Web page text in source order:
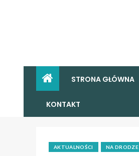
STRONA GŁÓWNA
KONTAKT
AKTUALNOŚCI NA DRODZE